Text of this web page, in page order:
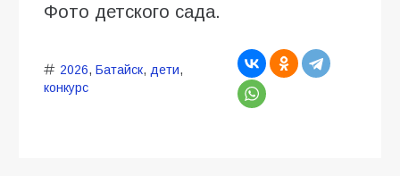
Фото детского сада.
2026, Батайск, дети,
конкурс